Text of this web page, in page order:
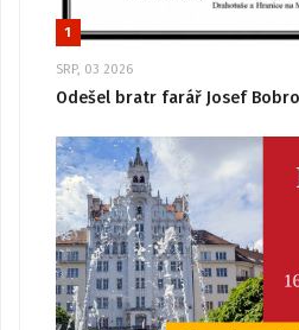
1
SRP, 03 2026
Odešel bratr farář Josef